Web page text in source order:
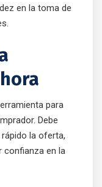
en la toma de
para
Debe
la oferta,
confianza en la